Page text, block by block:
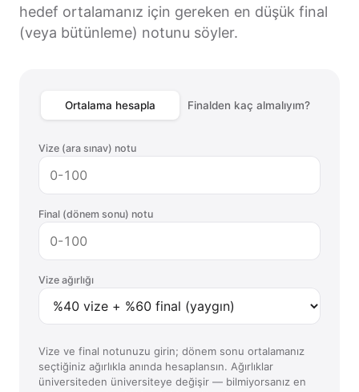
hedef ortalamanız için gereken en düşük final
(veya bütünleme) notunu söyler.
Ortalama hesapla Finalden kaç almalıyım?
Vize (ara sınav) notu
Final (dönem sonu) notu
Vize ağırlığı
Vize ve final notunuzu girin; dönem sonu ortalamanız
seçtiğiniz ağırlıkla anında hesaplansın. Ağırlıklar
üniversiteden üniversiteye değişir — bilmiyorsanız en